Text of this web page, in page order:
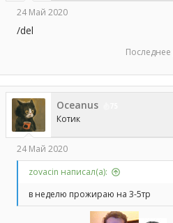
24 Май 2020
/del
Oceanus
Котик
24 Май 2020
zovacin написал(а):
в неделю прожираю на 3-5тр